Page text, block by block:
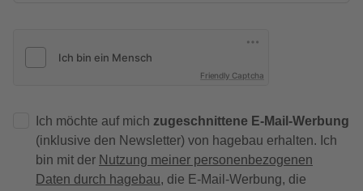
Friendly Captcha
Ich möchte auf mich zugeschnittene E-Mail-Werbung
(inklusive den Newsletter) von hagebau erhalten. Ich
bin mit der Nutzung meiner personenbezogenen
Daten durch hagebau, die E-Mail-Werbung, die